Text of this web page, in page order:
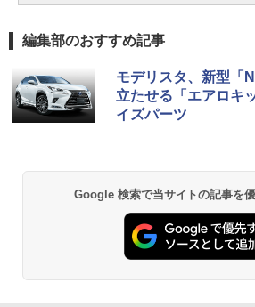
編集部のおすすめ記事
モデリスタ、新型「
立たせる「エアロキ
イズパーツ
Google 検索で当サイトの記事を